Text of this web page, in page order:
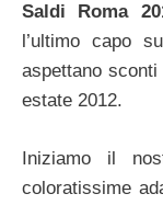
Saldi Roma
l’ultimo capo
aspettano
estate 2012.
Iniziamo il
coloratissime